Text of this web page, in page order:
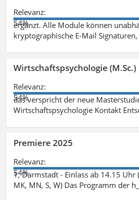
Relevanz:
54%
ergänzt. Alle Module können
kryptographische E-Mail
Wirtschaftspsychologie (M.Sc.)
Relevanz:
54%
das verspricht der neue
Wirtschaftspsychologie Kontakt
Premiere 2025
Relevanz:
54%
1, Darmstadt - Einlass ab 14.15
MK, MN, S, W) Das Programm der